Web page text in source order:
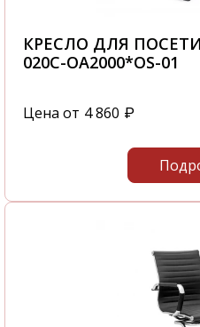
КРЕСЛО ДЛЯ
020C-OA2000*OS-01
Цена от 4 860 ₽